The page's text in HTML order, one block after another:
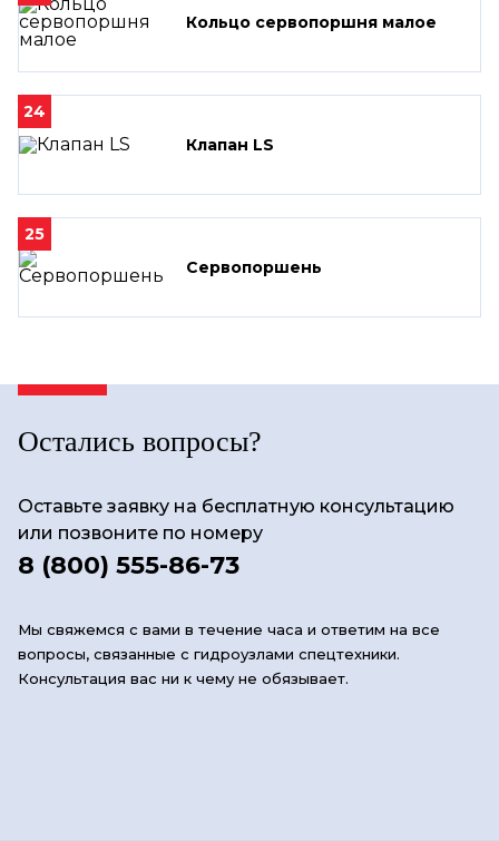
Кольцо сервопоршня малое
24
Клапан LS
25
Сервопоршень
Остались вопросы?
Оставьте заявку на бесплатную консультацию
или позвоните по номеру
8 (800) 555-86-73
Мы свяжемся с вами в течение часа и ответим на все
вопросы, связанные с гидроузлами спецтехники.
Консультация вас ни к чему не обязывает.